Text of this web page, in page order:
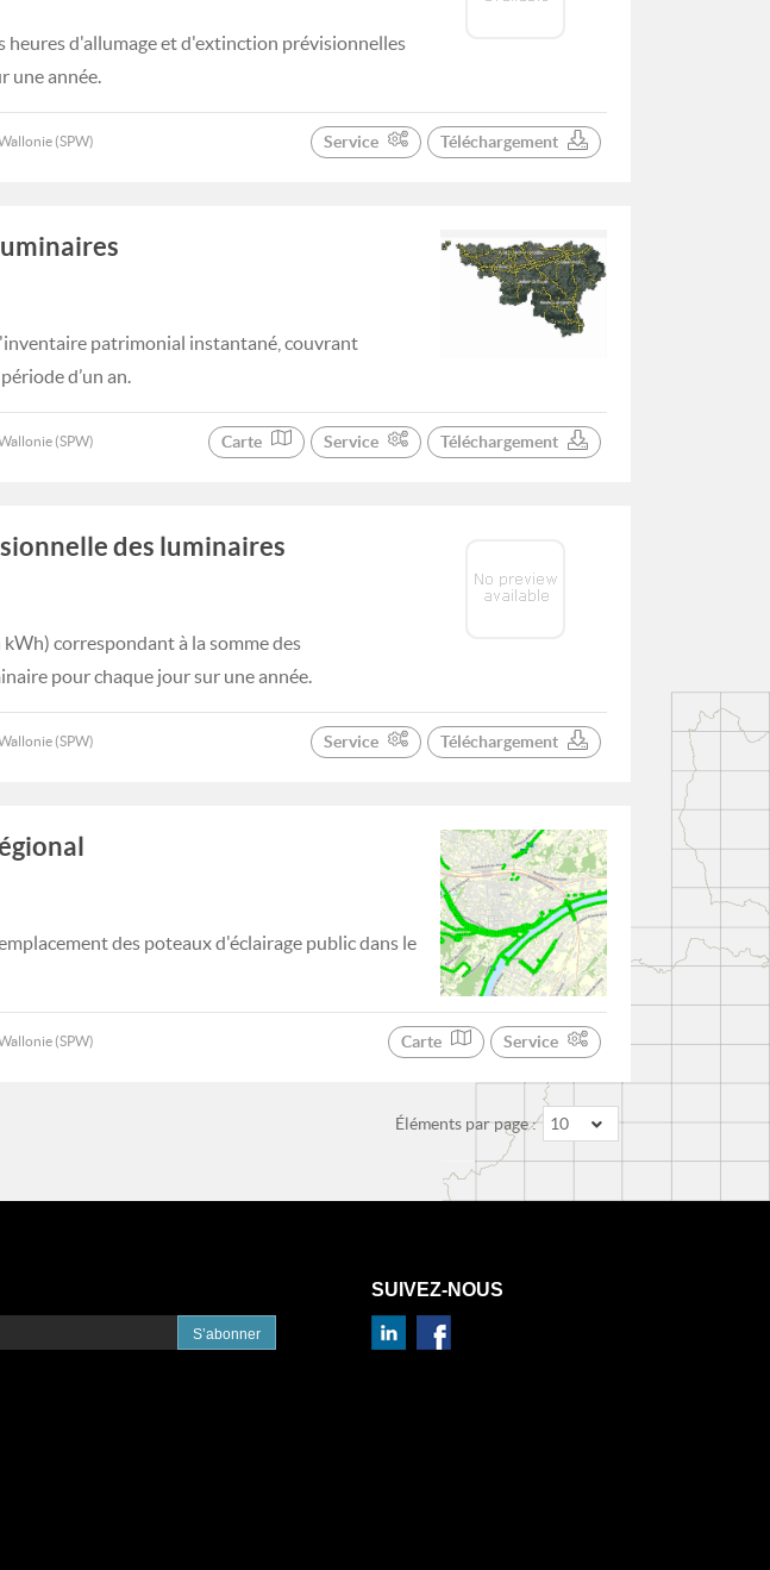
heures d'allumage et d'extinction prévisionnelles
une année.
(SPW) Service Téléchargement
patrimonial instantané, couvrant
d’un an.
(SPW) Carte Service Téléchargement
des luminaires
correspondant à la somme des
pour chaque jour sur une année.
(SPW) Service Téléchargement
des poteaux d'éclairage public dans le
(SPW) Carte Service
Éléments par page : 10
S’abonner
SUIVEZ-NOUS